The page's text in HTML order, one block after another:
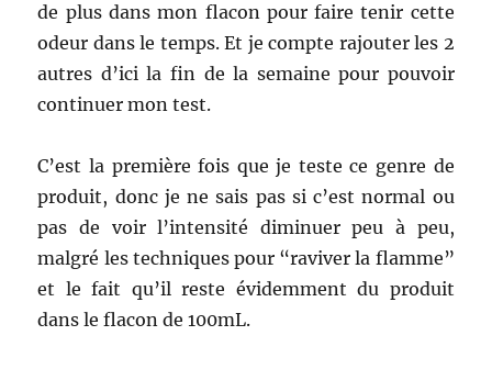
de plus dans mon flacon pour faire tenir cette
odeur dans le temps. Et je compte rajouter les 2
autres d’ici la fin de la semaine pour pouvoir
continuer mon test.
C’est la première fois que je teste ce genre de
produit, donc je ne sais pas si c’est normal ou
pas de voir l’intensité diminuer peu à peu,
malgré les techniques pour “raviver la flamme”
et le fait qu’il reste évidemment du produit
dans le flacon de 100mL.